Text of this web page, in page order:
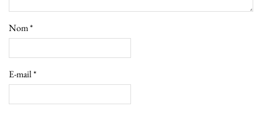
Nom*
E-mail*